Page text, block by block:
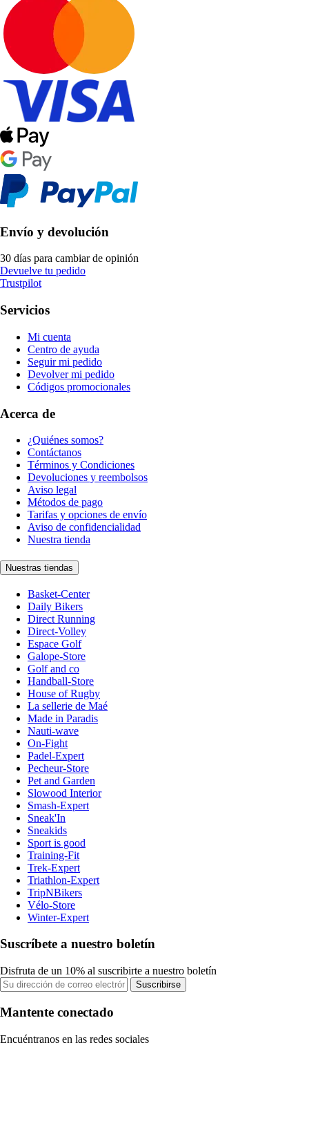
Envío y devolución
30 días para cambiar de opinión
Devuelve tu pedido
Trustpilot
Servicios
Mi cuenta
Centro de ayuda
Seguir mi pedido
Devolver mi pedido
Códigos promocionales
Acerca de
¿Quiénes somos?
Contáctanos
Términos y Condiciones
Devoluciones y reembolsos
Aviso legal
Métodos de pago
Tarifas y opciones de envío
Aviso de confidencialidad
Nuestra tienda
Nuestras tiendas
Basket-Center
Daily Bikers
Direct Running
Direct-Volley
Espace Golf
Galope-Store
Golf and co
Handball-Store
House of Rugby
La sellerie de Maé
Made in Paradis
Nauti-wave
On-Fight
Padel-Expert
Pecheur-Store
Pet and Garden
Slowood Interior
Smash-Expert
Sneak'In
Sneakids
Sport is good
Training-Fit
Trek-Expert
Triathlon-Expert
TripNBikers
Vélo-Store
Winter-Expert
Suscríbete a nuestro boletín
Disfruta de un 10% al suscribirte a nuestro boletín
Suscribirse
Mantente conectado
Encuéntranos en las redes sociales